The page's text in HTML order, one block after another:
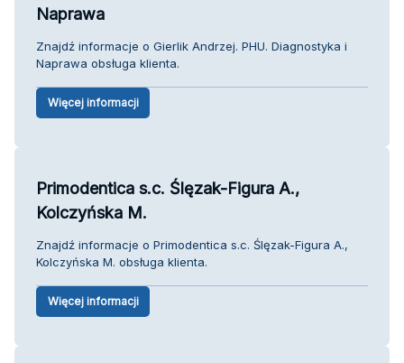
Naprawa
Znajdź informacje o Gierlik Andrzej. PHU. Diagnostyka i
Naprawa obsługa klienta.
Więcej informacji
Primodentica s.c. Ślęzak-Figura A.,
Kolczyńska M.
Znajdź informacje o Primodentica s.c. Ślęzak-Figura A.,
Kolczyńska M. obsługa klienta.
Więcej informacji